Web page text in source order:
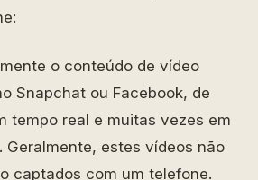
o conteúdo de vídeo
Snapchat ou Facebook, de
tempo real e muitas vezes em
Geralmente, estes vídeos não
captados com um telefone.